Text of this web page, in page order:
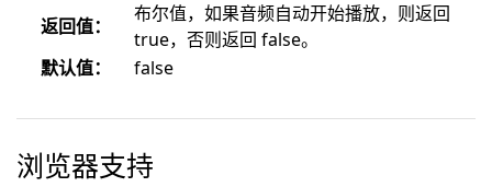
返回值：
布尔值，如果音频自动开始播放，则返回
true，否则返回 false。
默认值：
false
浏览器支持